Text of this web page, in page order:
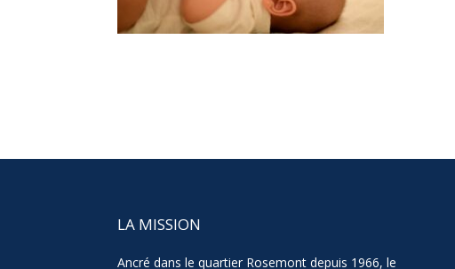
LA MISSION
Ancré dans le quartier Rosemont depuis 1966, le